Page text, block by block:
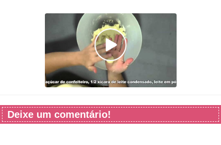
Deixe um comentário!